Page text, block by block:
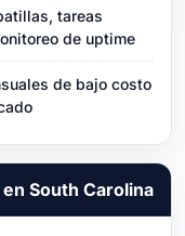
tareas
de uptime
de bajo costo
South Carolina